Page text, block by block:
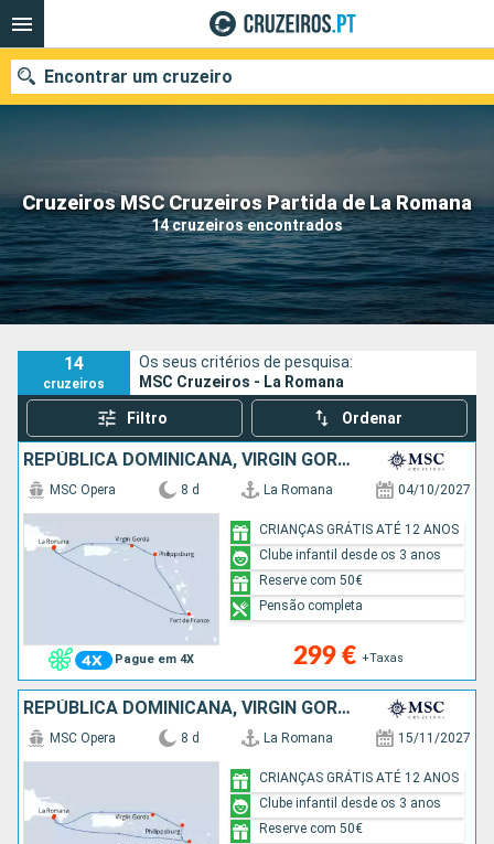
Cruzeiros MSC Cruzeiros Partida de La Romana
14 cruzeiros encontrados
Encontrar um cruzeiro
Quando ir?
Data de partida
Portos Companhias
Pesquisar
14
cruzeiros
Os seus critérios de pesquisa:
MSC Cruzeiros - La Romana
Filtro Ordenar
REPÚBLICA DOMINICANA, VIRGIN GORDA, SÃO MARTINHO, MARTINICA, ANTÍGUA E BARBUDA
Pague em 4X
MSC Opera 8 d La Romana 04/10/2027
299 € +Taxas
CRIANÇAS GRÁTIS ATÉ 12 ANOS
Clube infantil desde os 3 anos
Reserve com 50€
Pensão completa
REPÚBLICA DOMINICANA, VIRGIN GORDA, SÃO MARTINHO, SÃO CRISTÓVÃO E NEVES, ANTÍGUA E BARBUDA
MSC Opera 8 d La Romana 15/11/2027
CRIANÇAS GRÁTIS ATÉ 12 ANOS
Clube infantil desde os 3 anos
Reserve com 50€